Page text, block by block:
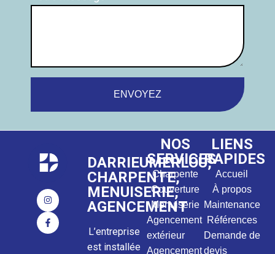
ENVOYEZ
DARRIEUMERLOU,
CHARPENTE,
MENUISERIE,
AGENCEMENT
L’entreprise
est installée
NOS
SERVICES
Charpente
Couverture
Menuiserie
Agencement
extérieur
Agencement
LIENS
RAPIDES
Accueil
À propos
Maintenance
Références
Demande de
devis